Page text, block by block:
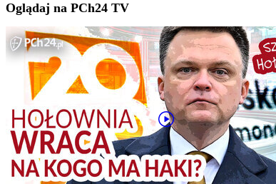
Oglądaj na PCh24 TV